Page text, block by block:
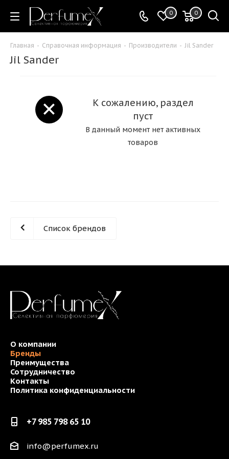
0 0
Главная - Справочная информация - Производители - Jil Sander
Jil Sander
К сожалению, раздел
пуст
В данный момент нет активных
товаров
Список брендов
О компании
Бренды
Преимущества
Сотрудничество
Контакты
Политика конфиденциальности
+7 985 798 65 10
info@perfumex.ru